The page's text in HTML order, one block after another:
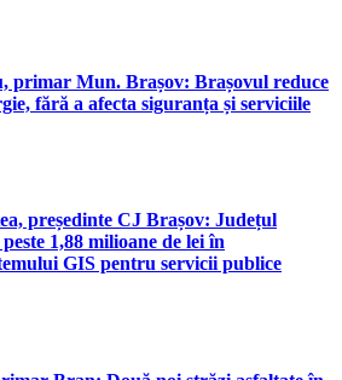
primar Mun. Brașov: Brașovul reduce
fără a afecta siguranța și serviciile
președinte CJ Brașov: Județul
1,88 milioane de lei în
GIS pentru servicii publice